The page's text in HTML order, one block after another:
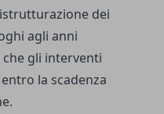
dei
agli anni
che gli interventi
la scadenza